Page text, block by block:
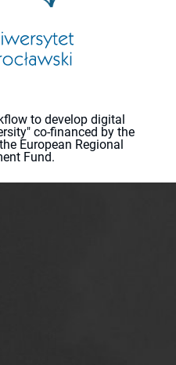
to develop digital
co-financed by the
European Regional
Fund.